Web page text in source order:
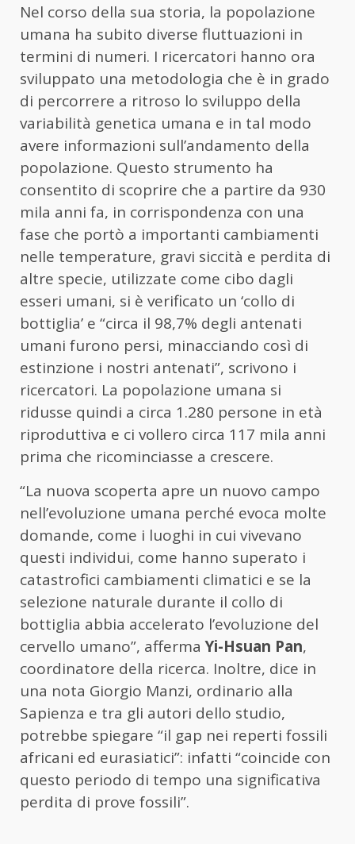
Nel corso della sua storia, la popolazione
umana ha subito diverse fluttuazioni in
termini di numeri. I ricercatori hanno ora
sviluppato una metodologia che è in grado
di percorrere a ritroso lo sviluppo della
variabilità genetica umana e in tal modo
avere informazioni sull’andamento della
popolazione. Questo strumento ha
consentito di scoprire che a partire da 930
mila anni fa, in corrispondenza con una
fase che portò a importanti cambiamenti
nelle temperature, gravi siccità e perdita di
altre specie, utilizzate come cibo dagli
esseri umani, si è verificato un ‘collo di
bottiglia’ e “circa il 98,7% degli antenati
umani furono persi, minacciando così di
estinzione i nostri antenati”, scrivono i
ricercatori. La popolazione umana si
ridusse quindi a circa 1.280 persone in età
riproduttiva e ci vollero circa 117 mila anni
prima che ricominciasse a crescere.
“La nuova scoperta apre un nuovo campo
nell’evoluzione umana perché evoca molte
domande, come i luoghi in cui vivevano
questi individui, come hanno superato i
catastrofici cambiamenti climatici e se la
selezione naturale durante il collo di
bottiglia abbia accelerato l’evoluzione del
cervello umano”, afferma Yi-Hsuan Pan,
coordinatore della ricerca. Inoltre, dice in
una nota Giorgio Manzi, ordinario alla
Sapienza e tra gli autori dello studio,
potrebbe spiegare “il gap nei reperti fossili
africani ed eurasiatici”: infatti “coincide con
questo periodo di tempo una significativa
perdita di prove fossili”.